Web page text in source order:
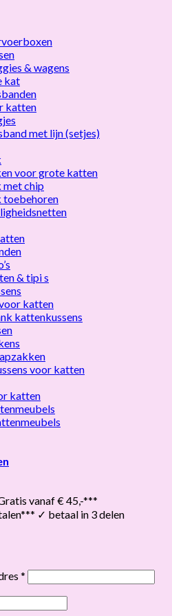
& wagens
kat
katten
met lijn (setjes)
voor grote katten
met chip
toebehoren
& tipi s
katten
kattenkussens
voor katten
katten
vanaf € 45,-***
✓ betaal in 3 delen
* Vereist